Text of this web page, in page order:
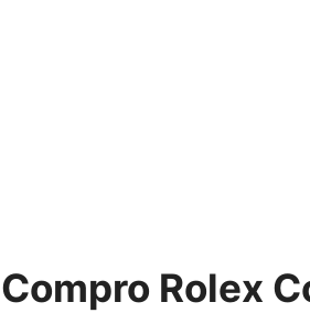
Compro Rolex